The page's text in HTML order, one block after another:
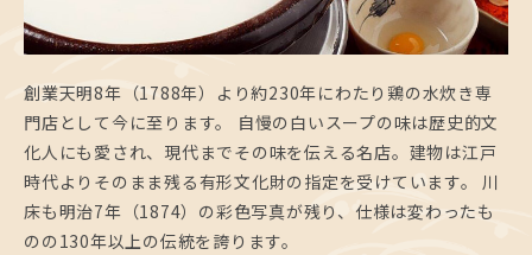
創業天明8年（1788年）より約230年にわたり鶏の水炊き専
門店として今に至ります。 自慢の白いスープの味は歴史的文
化人にも愛され、現代までその味を伝える名店。建物は江戸
時代よりそのまま残る有形文化財の指定を受けています。 川
床も明治7年（1874）の彩色写真が残り、仕様は変わったも
のの130年以上の伝統を誇ります。